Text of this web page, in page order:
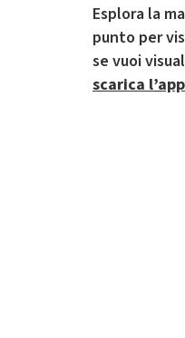
Esplora la
punto per
se vuoi
scarica